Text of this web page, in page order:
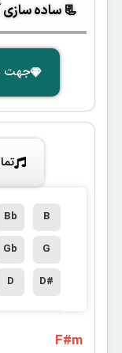
📃 ساده سازی
جهت
B
Bb
G
Gb
D#
D
F#m